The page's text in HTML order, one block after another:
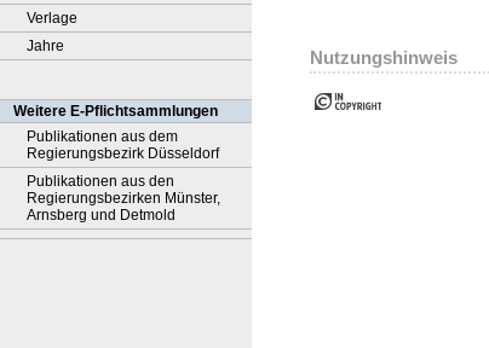
Verlage
Jahre
Weitere E-Pflichtsammlungen
Publikationen aus dem
Regierungsbezirk Düsseldorf
Publikationen aus den
Regierungsbezirken Münster,
Arnsberg und Detmold
Nutzungshinweis